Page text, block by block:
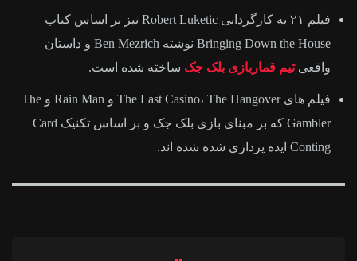
فیلم ۲۱ به کارگردانی Robert Luketic نیز بر اساس کتاب
Bringing Down the House نوشته Ben Mezrich و داستان
واقعیتیم قماربازی بلک جک ساخته شده است.
فیلم های The Last Casino، The Hangover و Rain Man و The
Gambler که بر مبنای بازی بلک جک و بر اساس تکنیک Card
Conting ایده پردازی شده شده اند.